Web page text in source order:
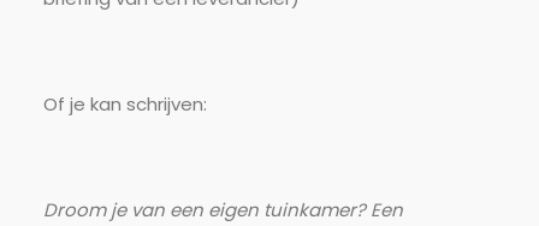
Of je kan schrijven:
Droom je van een eigen tuinkamer? Een